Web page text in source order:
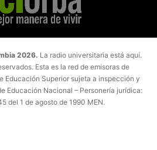
2026. La radio universitaria está aquí.
Esta es la red de emisoras de
Educación Superior sujeta a inspección y
Educación Nacional – Personería jurídica:
del 1 de agosto de 1990 MEN.